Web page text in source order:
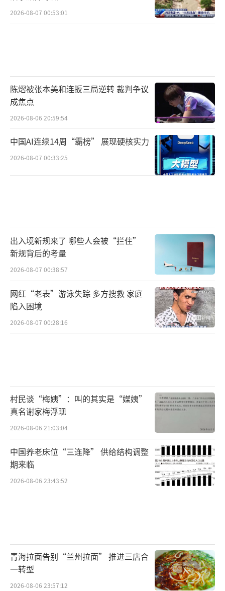
靠“捡漏”，而是凭借实打实的产品竞争力和
2026-08-07 00:53:01
陈熠被张本美和连扳三局逆转 裁判争议
成焦点
2026-08-06 20:59:54
中国AI连续14周“霸榜” 展现硬核实力
2026-08-07 00:33:25
出入境新规来了 哪些人会被“拦住”
新规背后的考量
2026-08-07 00:38:57
网红“老表”游泳失踪 多方搜救 家庭
陷入困境
2026-08-07 00:28:16
村民谈“梅姨”：叫的其实是“媒姨”
真名谢家梅浮现
2026-08-06 21:03:04
中国养老床位“三连降” 供给结构调整
期来临
2026-08-06 23:43:52
青海拉面告别“兰州拉面” 推进三店合
一转型
2026-08-06 23:57:12